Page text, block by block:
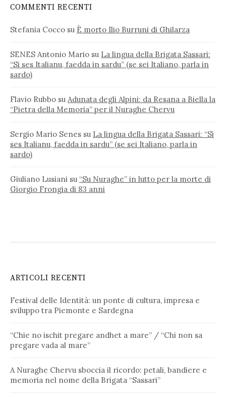
COMMENTI RECENTI
Stefania Cocco su È morto Ilio Burruni di Ghilarza
SENES Antonio Mario su La lingua della Brigata Sassari:
“Si ses Italianu, faedda in sardu” (se sei Italiano, parla in
sardo)
Flavio Rubbo su Adunata degli Alpini: da Resana a Biella la
“Pietra della Memoria” per il Nuraghe Chervu
Sergio Mario Senes su La lingua della Brigata Sassari: “Si
ses Italianu, faedda in sardu” (se sei Italiano, parla in
sardo)
Giuliano Lusiani su “Su Nuraghe” in lutto per la morte di
Giorgio Frongia di 83 anni
ARTICOLI RECENTI
Festival delle Identità: un ponte di cultura, impresa e
sviluppo tra Piemonte e Sardegna
“Chie no ischit pregare andhet a mare” / “Chi non sa
pregare vada al mare”
A Nuraghe Chervu sboccia il ricordo: petali, bandiere e
memoria nel nome della Brigata “Sassari”